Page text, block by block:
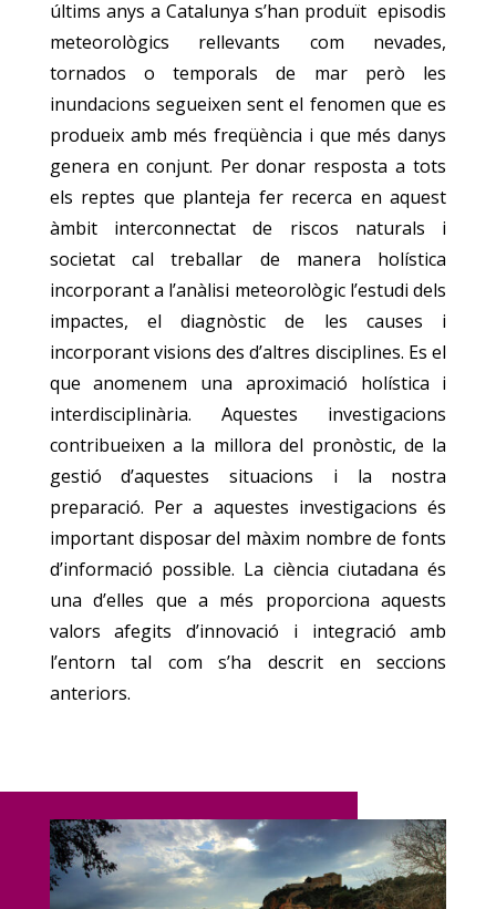
últims anys a Catalunya s’han produït episodis
meteorològics rellevants com nevades,
tornados o temporals de mar però les
inundacions segueixen sent el fenomen que es
produeix amb més freqüència i que més danys
genera en conjunt. Per donar resposta a tots
els reptes que planteja fer recerca en aquest
àmbit interconnectat de riscos naturals i
societat cal treballar de manera holística
incorporant a l’anàlisi meteorològic l’estudi dels
impactes, el diagnòstic de les causes i
incorporant visions des d’altres disciplines. Es el
que anomenem una aproximació holística i
interdisciplinària. Aquestes investigacions
contribueixen a la millora del pronòstic, de la
gestió d’aquestes situacions i la nostra
preparació. Per a aquestes investigacions és
important disposar del màxim nombre de fonts
d’informació possible. La ciència ciutadana és
una d’elles que a més proporciona aquests
valors afegits d’innovació i integració amb
l’entorn tal com s’ha descrit en seccions
anteriors.